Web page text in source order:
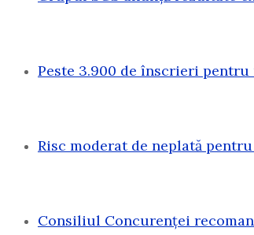
Peste 3.900 de înscrieri pentru
Risc moderat de neplată
Consiliul Concurenței